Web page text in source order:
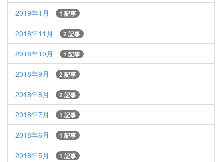
2019年1月 1 記事
2018年11月 2 記事
2018年10月 1 記事
2018年9月 2 記事
2018年8月 2 記事
2018年7月 1 記事
2018年6月 1 記事
2018年5月 1 記事